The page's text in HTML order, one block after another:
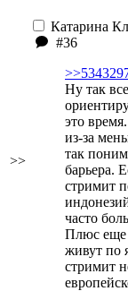
>>
Катарина
#36
Ну так
это
из-за
так
барьера.
стримит
часто
Плюс еще
живут по
стримит